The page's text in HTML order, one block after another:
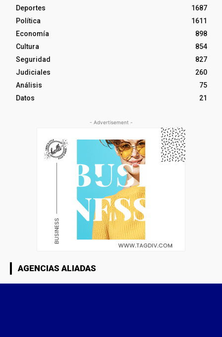
Deportes
1687
Política
1611
Economía
898
Cultura
854
Seguridad
827
Judiciales
260
Análisis
75
Datos
21
- Advertisement -
AGENCIAS ALIADAS